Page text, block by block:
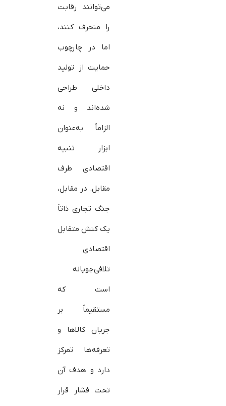
می‌توانند رقابت
را منحرف کنند،
اما در چارچوب
حمایت از تولید
داخلی طراحی
شده‌اند و نه
الزاماً به‌عنوان
ابزار تنبیه
اقتصادی طرف
مقابل. در مقابل،
جنگ تجاری ذاتاً
یک کنش متقابل
اقتصادی
تلافی‌جویانه
است که
مستقیماً بر
جریان کالاها و
تعرفه‌ها تمرکز
دارد و هدف آن
تحت فشار قرار